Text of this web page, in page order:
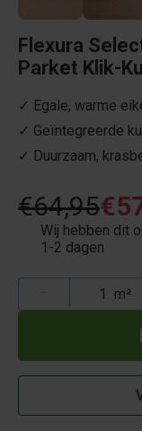
Flexura
Parket Klik-
✓ Egale, warme
✓ Geïntegreerde
✓ Duurzaam,
€64,95
Wij hebben dit
1-2 dagen
m²